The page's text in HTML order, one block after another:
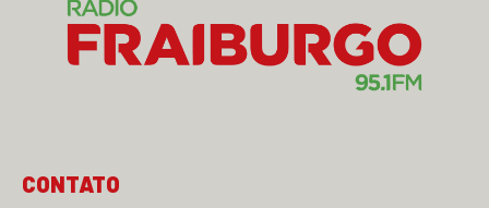
CONTATO